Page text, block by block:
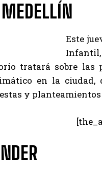
Este
Infantil,
tratará sobre
en la
y planteamientos